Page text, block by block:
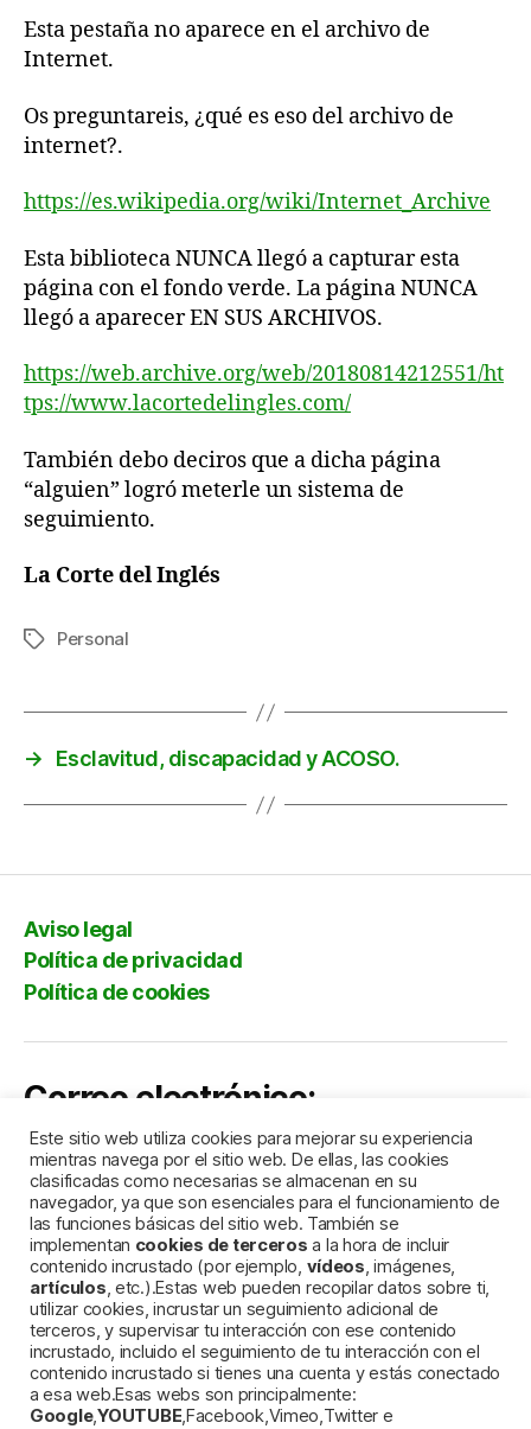
Esta pestaña no aparece en el archivo de
Internet.
Os preguntareis, ¿qué es eso del archivo de
internet?.
https://es.wikipedia.org/wiki/Internet_Archive
Esta biblioteca NUNCA llegó a capturar esta
página con el fondo verde. La página NUNCA
llegó a aparecer EN SUS ARCHIVOS.
https://web.archive.org/web/20180814212551/ht
tps://www.lacortedelingles.com/
También debo deciros que a dicha página
“alguien” logró meterle un sistema de
seguimiento.
La Corte del Inglés
Etiquetas
Personal
→ Esclavitud, discapacidad y ACOSO.
Aviso legal
Política de privacidad
Política de cookies
Correo electrónico:
comercial@lacortedelingles.es
Marca registrada
Este sitio web utiliza cookies para mejorar su experiencia
mientras navega por el sitio web. De ellas, las cookies
clasificadas como necesarias se almacenan en su
navegador, ya que son esenciales para el funcionamiento de
las funciones básicas del sitio web. También se
implementan cookies de terceros a la hora de incluir
contenido incrustado (por ejemplo, vídeos, imágenes,
artículos, etc.).Estas web pueden recopilar datos sobre ti,
utilizar cookies, incrustar un seguimiento adicional de
terceros, y supervisar tu interacción con ese contenido
incrustado, incluido el seguimiento de tu interacción con el
contenido incrustado si tienes una cuenta y estás conectado
a esa web.Esas webs son principalmente:
Google,YOUTUBE,Facebook,Vimeo,Twitter e